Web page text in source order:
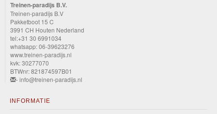
HW
Raceday
HW
Race
Team
Treinen-paradijs B.V.
Treinen-paradijs B.V
Pakketboot 15 C
3991 CH Houten Nederland
tel:+31 30 6991034
whatsapp: 06-39623276
www.treinen-paradijs.nl
kvk: 30277070
BTWnr: 821874597B01
- info@treinen-paradijs.nl
INFORMATIE